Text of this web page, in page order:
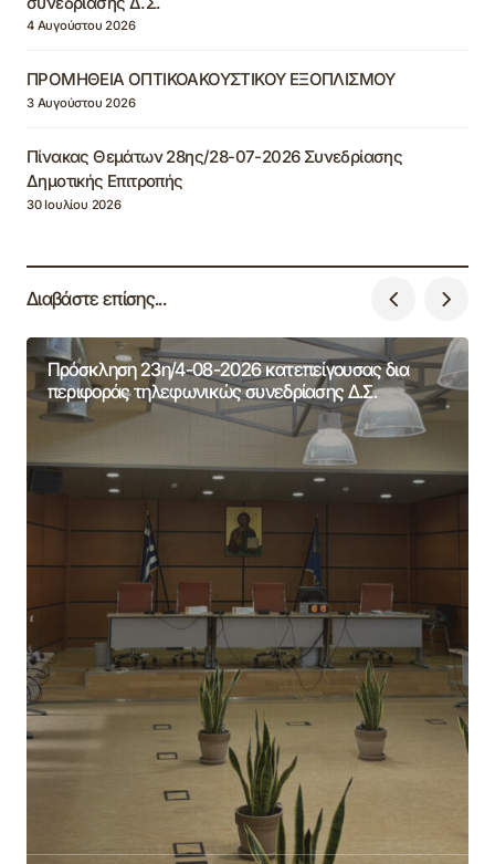
4 Αυγούστου 2026
ΠΡΟΜΗΘΕΙΑ ΟΠΤΙΚΟΑΚΟΥΣΤΙΚΟΥ ΕΞΟΠΛΙΣΜΟΥ
3 Αυγούστου 2026
Πίνακας Θεμάτων 28ης/28-07-2026 Συνεδρίασης
Δημοτικής Επιτροπής
30 Ιουλίου 2026
Διαβάστε επίσης...
Πρόσκληση 23η/4-08-2026 κατεπείγουσας δια
περιφοράς τηλεφωνικώς συνεδρίασης Δ.Σ.